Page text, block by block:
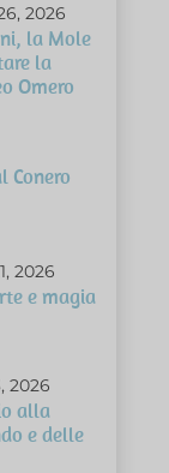
2026
la Mole
la
Omero
Conero
2026
e magia
2026
alla
e delle